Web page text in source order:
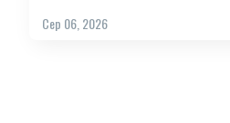
Сер 06, 2026